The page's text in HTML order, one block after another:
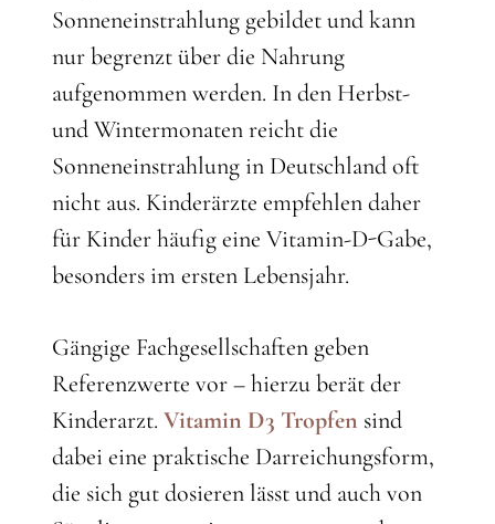
Sonneneinstrahlung gebildet und kann
nur begrenzt über die Nahrung
aufgenommen werden. In den Herbst-
und Wintermonaten reicht die
Sonneneinstrahlung in Deutschland oft
nicht aus. Kinderärzte empfehlen daher
für Kinder häufig eine Vitamin-D-Gabe,
besonders im ersten Lebensjahr.
Gängige Fachgesellschaften geben
Referenzwerte vor – hierzu berät der
Kinderarzt.Vitamin D3 Tropfen sind
dabei eine praktische Darreichungsform,
die sich gut dosieren lässt und auch von